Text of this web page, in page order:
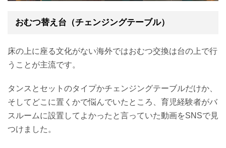
おむつ替え台（チェンジングテーブル）
床の上に座る文化がない海外ではおむつ交換は台の上で行
うことが主流です。
タンスとセットのタイプかチェンジングテーブルだけか、
そしてどこに置くかで悩んでいたところ、育児経験者がバ
スルームに設置してよかったと言っていた動画をSNSで見
つけました。